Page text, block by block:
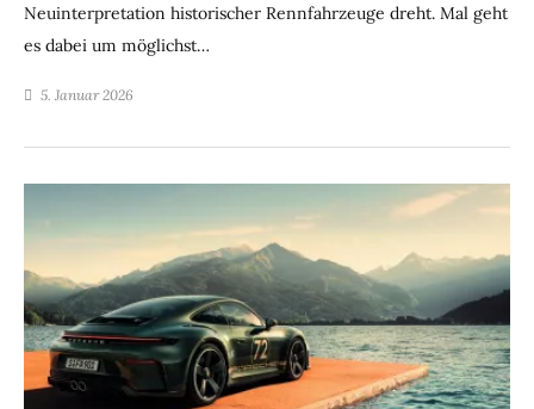
Neuinterpretation historischer Rennfahrzeuge dreht. Mal geht
es dabei um möglichst…
5. Januar 2026